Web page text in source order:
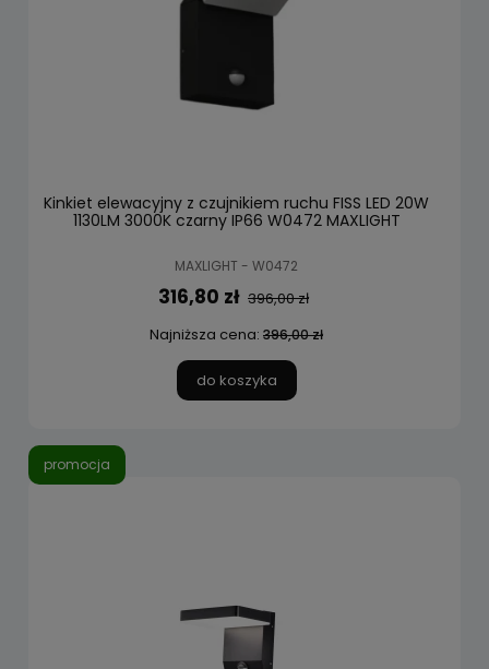
Kinkiet elewacyjny z czujnikiem ruchu FISS LED 20W
1130LM 3000K czarny IP66 W0472 MAXLIGHT
MAXLIGHT - W0472
316,80 zł 396,00 zł
Najniższa cena: 396,00 zł
do koszyka
promocja